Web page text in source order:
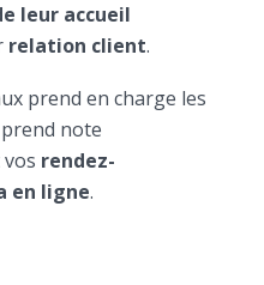
leur accueil
relation client.
prend en charge les
note
rendez-
en ligne.